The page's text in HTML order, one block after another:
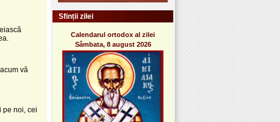
vă
pe noi, cei
Sfinții zilei
Calendarul ortodox al zilei
Sâmbata, 8 august 2026